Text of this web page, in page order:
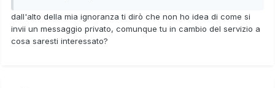
dall'alto della mia ignoranza ti dirò che non ho idea di come si
invii un messaggio privato, comunque tu in cambio del servizio a
cosa saresti interessato?